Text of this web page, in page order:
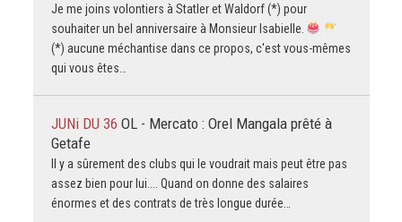
Je me joins volontiers à Statler et Waldorf (*) pour
souhaiter un bel anniversaire à Monsieur Isabielle.
(*) aucune méchantise dans ce propos, c'est vous-mêmes
qui vous êtes…
JUNi DU 36 OL - Mercato : Orel Mangala prêté à
Getafe
Il y a sûrement des clubs qui le voudrait mais peut être pas
assez bien pour lui.... Quand on donne des salaires
énormes et des contrats de très longue durée…